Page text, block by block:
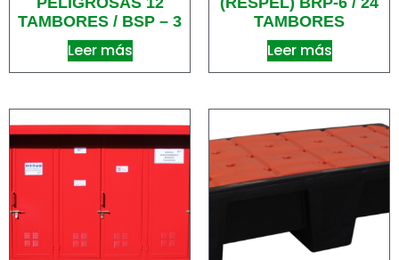
TAMBORES / BSP – 3
Leer más
TAMBORES
Leer más